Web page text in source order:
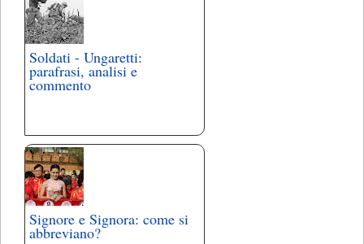
Soldati - Ungaretti:
parafrasi, analisi e
commento
Signore e Signora: come si
abbreviano?